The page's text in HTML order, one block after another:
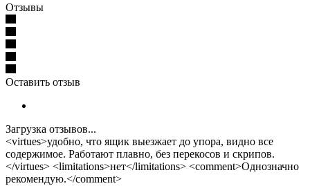
Отзывы
Оставить отзыв
Загрузка отзывов...
<virtues>удобно, что ящик выезжает до упора, видно все
содержимое. Работают плавно, без перекосов и скрипов.
</virtues> <limitations>нет</limitations> <comment>Однозначно
рекомендую.</comment>